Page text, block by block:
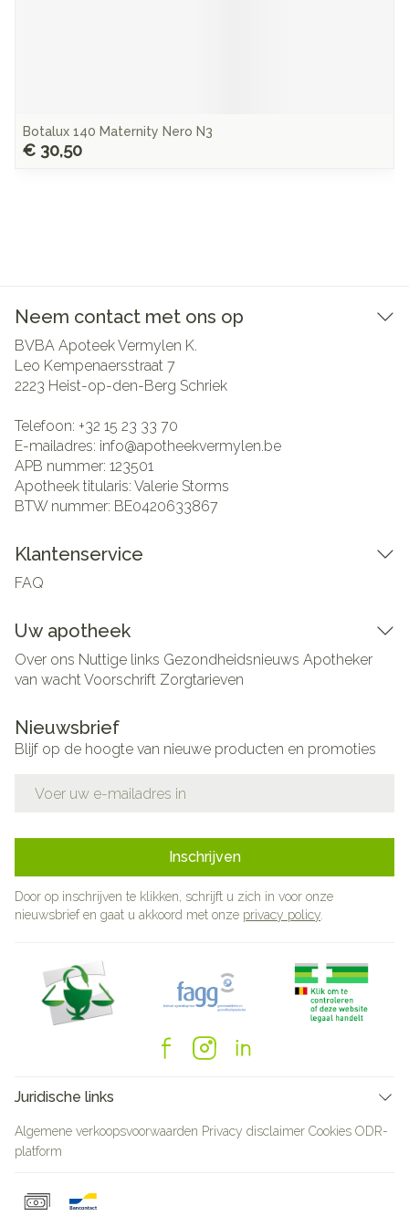
Botalux 140 Maternity Nero N3
€ 30,50
Neem contact met ons op
BVBA Apoteek Vermylen K.
Leo Kempenaersstraat 7
2223 Heist-op-den-Berg Schriek
Telefoon: +32 15 23 33 70
E-mailadres: info@apotheekvermylen.be
APB nummer: 123501
Apotheek titularis: Valerie Storms
BTW nummer: BE0420633867
Klantenservice
FAQ
Uw apotheek
Over ons Nuttige links Gezondheidsnieuws Apotheker
van wachtVoorschrift Zorgtarieven
Nieuwsbrief
Blijf op de hoogte van nieuwe producten en promoties
Inschrijven
Door op inschrijven te klikken, schrijft u zich in voor onze
nieuwsbrief en gaat u akkoord met onze privacy policy
Juridische links
Algemene verkoopsvoorwaarden Privacy disclaimer Cookies ODR-
platform